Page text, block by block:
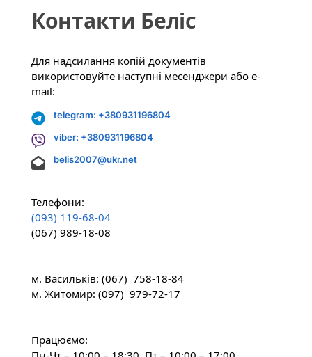
Контакти Беліс
Для надсилання копій документів
використовуйте наступні месенджери або e-
mail:
telegram: +380931196804
viber: +380931196804
belis2007@ukr.net
Телефони:
(093) 119-68-04
(067) 989-18-08
м. Васильків: (067) 758-18-84
м. Житомир: (097) 979-72-17
Працюємо: